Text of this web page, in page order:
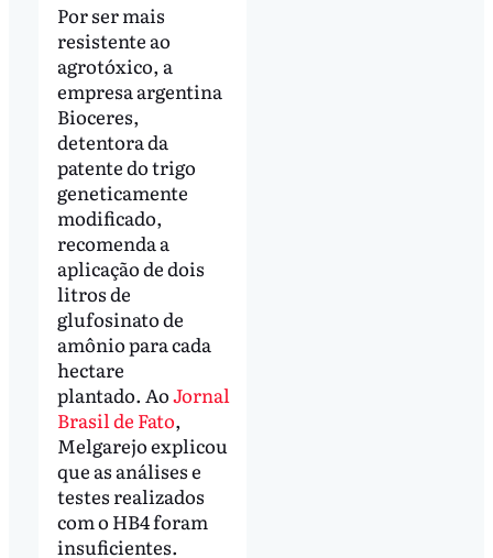
Por ser mais
resistente ao
agrotóxico, a
empresa argentina
Bioceres,
detentora da
patente do trigo
geneticamente
modificado,
recomenda a
aplicação de dois
litros de
glufosinato de
amônio para cada
hectare
plantado. AoJornal
Brasil de Fato,
Melgarejo explicou
que as análises e
testes realizados
com o HB4 foram
insuficientes.